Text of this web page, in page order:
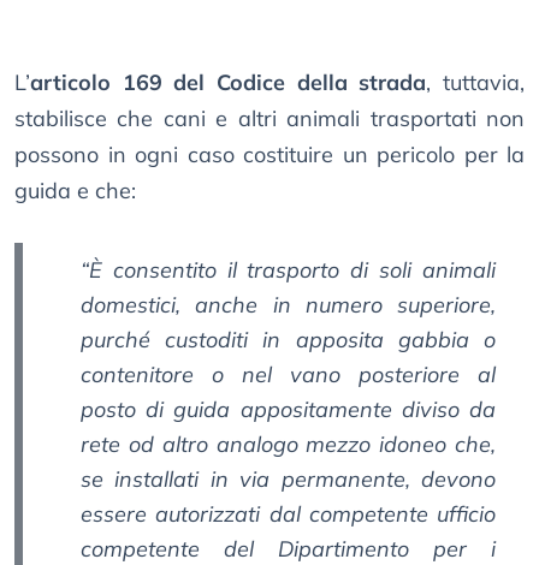
L’articolo 169 del Codice della strada, tuttavia,
stabilisce che cani e altri animali trasportati non
possono in ogni caso costituire un pericolo per la
guida e che:
“È consentito il trasporto di soli animali
domestici, anche in numero superiore,
purché custoditi in apposita gabbia o
contenitore o nel vano posteriore al
posto di guida appositamente diviso da
rete od altro analogo mezzo idoneo che,
se installati in via permanente, devono
essere autorizzati dal competente ufficio
competente del Dipartimento per i